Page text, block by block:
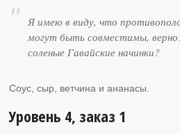
Я имею в виду, что
могут быть совместимы,
соленые Гавайские начинки?
Соус, сыр, ветчина и ананасы.
Уровень 4, заказ 1